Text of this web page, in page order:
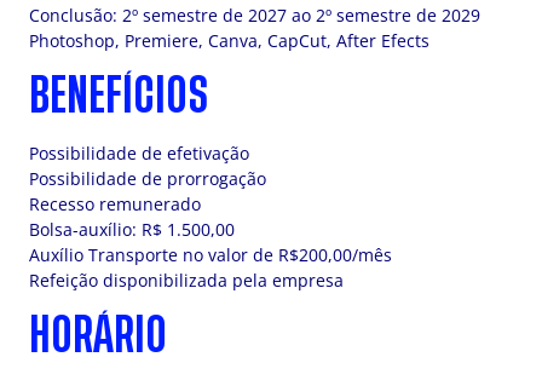
Conclusão: 2º semestre de 2027 ao 2º semestre de 2029
Photoshop, Premiere, Canva, CapCut, After Efects
BENEFÍCIOS
Possibilidade de efetivação
Possibilidade de prorrogação
Recesso remunerado
Bolsa-auxílio: R$ 1.500,00
Auxílio Transporte no valor de R$200,00/mês
Refeição disponibilizada pela empresa
HORÁRIO